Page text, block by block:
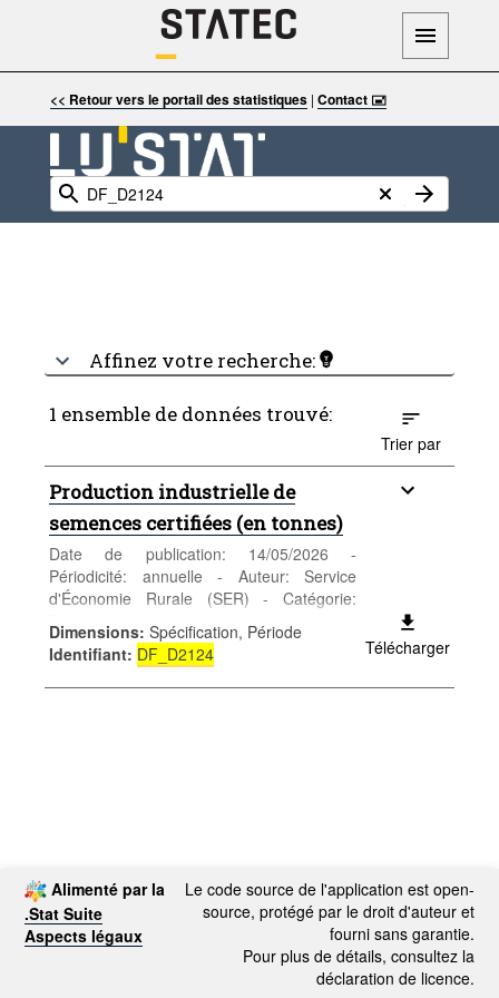
<< Retour vers le portail des statistiques| Contact 🖃
Affinez votre recherche:
1 ensemble de données trouvé:
Trier par
Production industrielle de
semences certifiées (en tonnes)
Date de publication: 14/05/2026 -
Périodicité: annuelle - Auteur: Service
d'Économie Rurale (SER) - Catégorie:
Entreprises - Agriculture Mots-clés:
agriculture
Dimensions: Spécification, Période
Identifiant: DF_D2124 Télécharger
Alimenté par la
.Stat Suite
Aspects légaux
Le code source de l'application est open-
source, protégé par le droit d'auteur et
fourni sans garantie.
Pour plus de détails, consultez la
déclaration de licence.